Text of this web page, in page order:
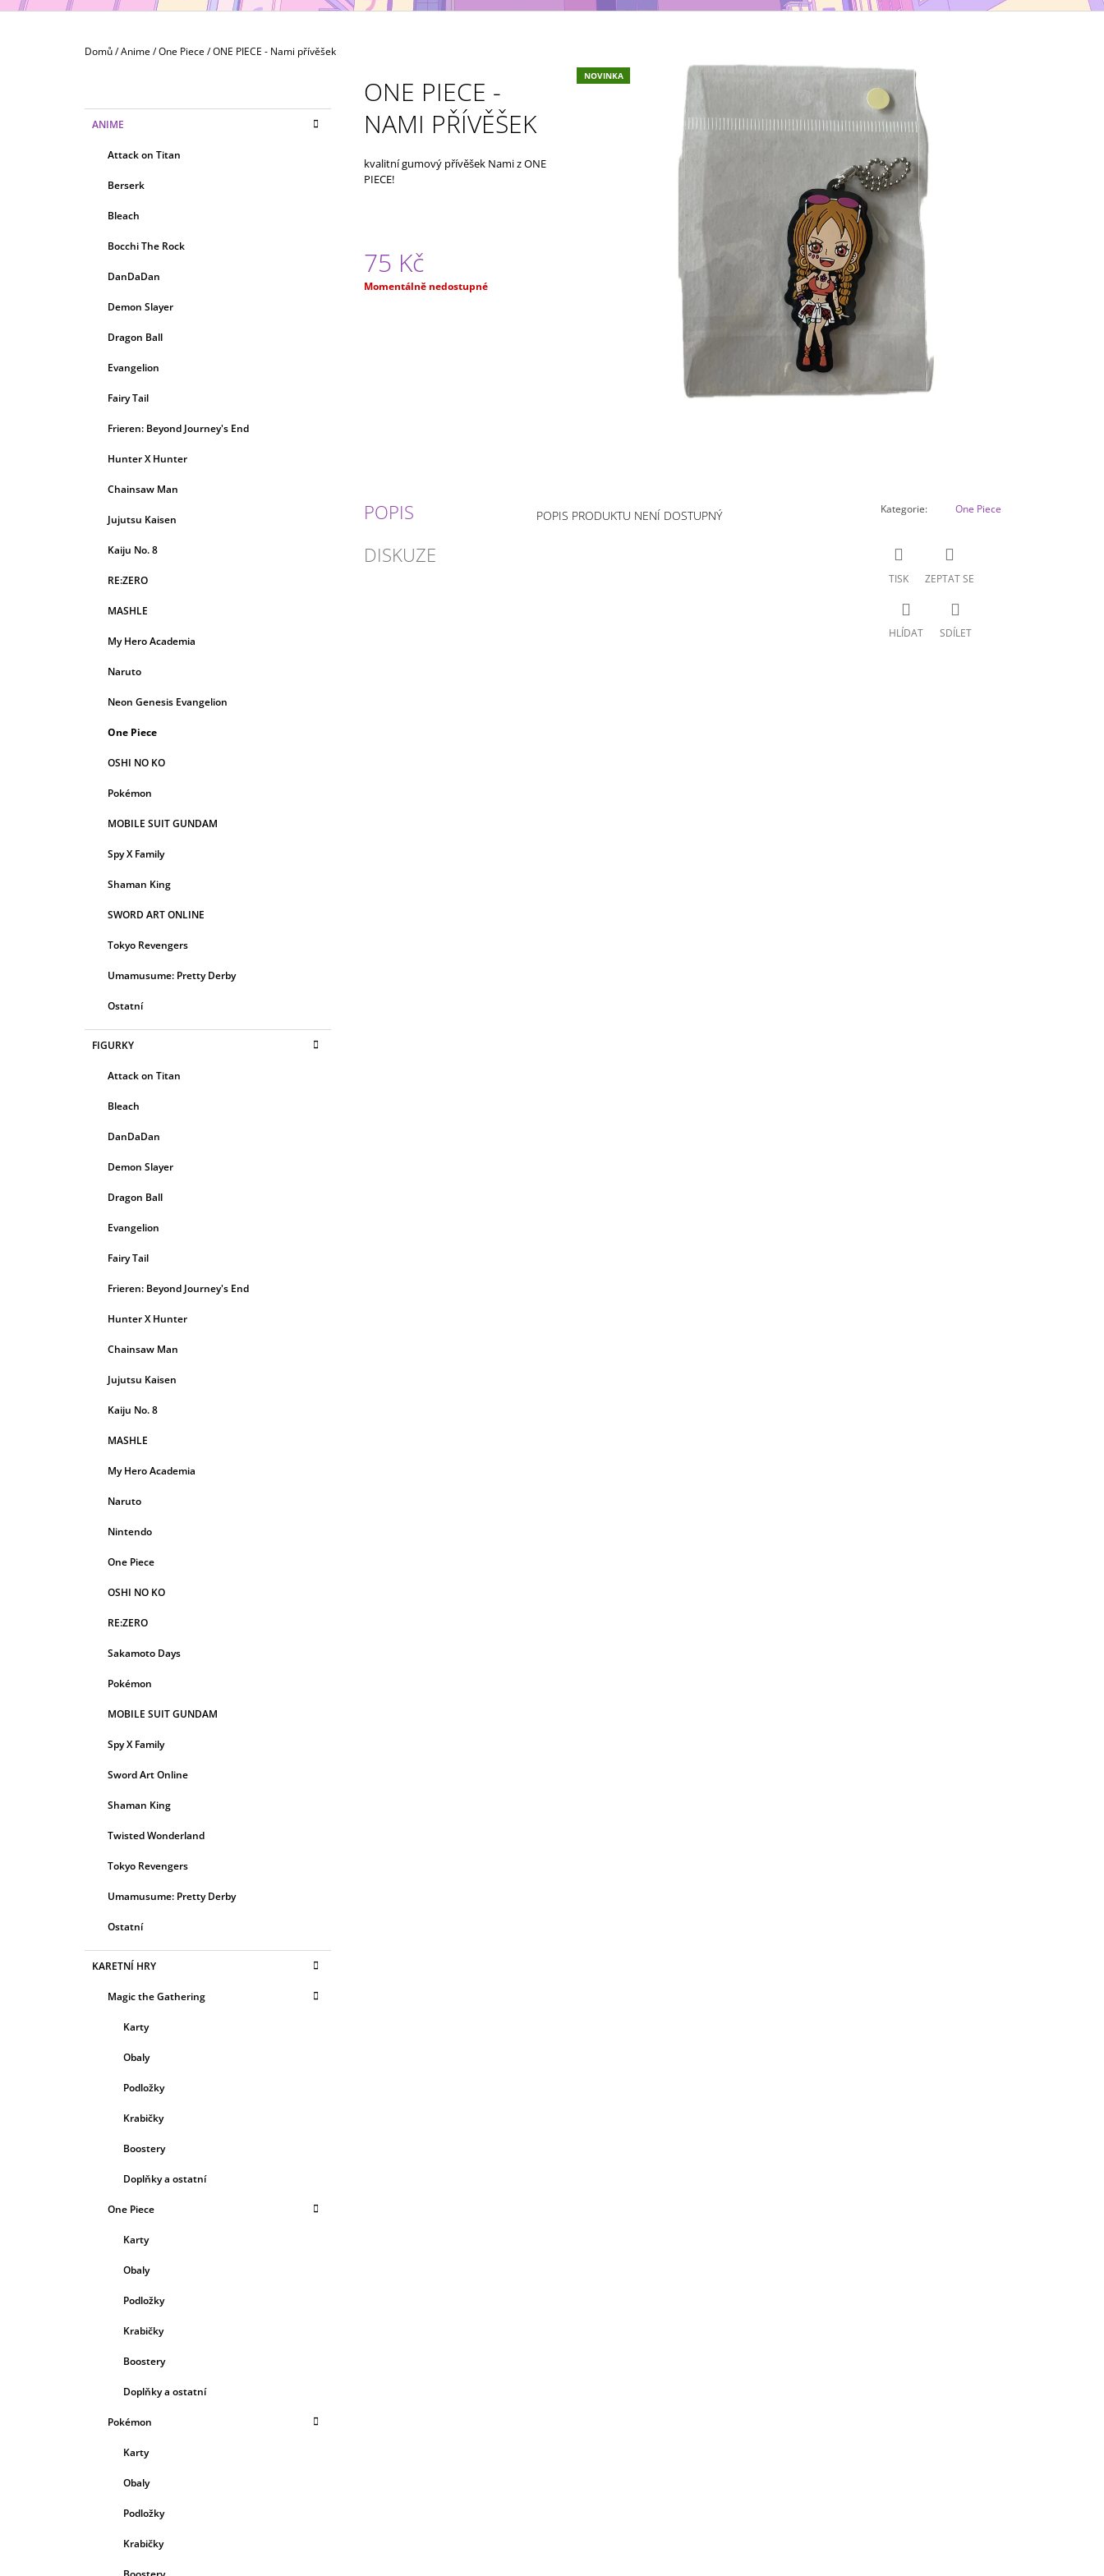
Domů/Anime/One Piece/ONE PIECE - Nami přívěšek
kategorie
K
AANIME
Attack on Titan
Berserk
Bleach
Bocchi The Rock
DanDaDan
Demon Slayer
Dragon Ball
Evangelion
Fairy Tail
Frieren: Beyond Journey's End
Hunter X Hunter
Chainsaw Man
Jujutsu Kaisen
Kaiju No. 8
RE:ZERO
MASHLE
My Hero Academia
Naruto
Neon Genesis Evangelion
One Piece
OSHI NO KO
Pokémon
MOBILE SUIT GUNDAM
Spy X Family
Shaman King
SWORD ART ONLINE
Tokyo Revengers
Umamusume: Pretty Derby
Ostatní
FIGURKY
Attack on Titan
Bleach
DanDaDan
Demon Slayer
Dragon Ball
Evangelion
Fairy Tail
Frieren: Beyond Journey's End
Hunter X Hunter
Chainsaw Man
Jujutsu Kaisen
Kaiju No. 8
MASHLE
My Hero Academia
Naruto
Nintendo
One Piece
OSHI NO KO
RE:ZERO
Sakamoto Days
Pokémon
MOBILE SUIT GUNDAM
Spy X Family
Sword Art Online
Shaman King
Twisted Wonderland
Tokyo Revengers
Umamusume: Pretty Derby
Ostatní
KARETNÍ HRY
Magic the Gathering
Karty
Obaly
Podložky
Krabičky
Boostery
Doplňky a ostatní
One Piece
Karty
Obaly
Podložky
Krabičky
Boostery
Doplňky a ostatní
Pokémon
Karty
Obaly
Podložky
Krabičky
ONE PIECE -
NAMI PŘÍVĚŠEK
NOVINKA
kvalitní gumový přívěšek Nami z ONE
PIECE!
75 Kč
Měrná
Momentálně nedostupné
POPIS
DISKUZE
POPIS PRODUKTU NENÍ DOSTUPNÝ Kategorie: One Piece
TISK ZEPTAT SE
HLÍDAT SDÍLET